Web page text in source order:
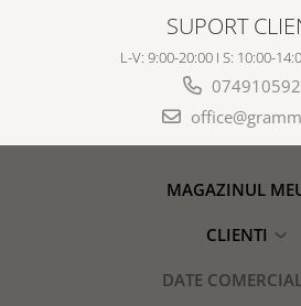
SUPORT
L-V: 9:00-20:00 I S: 10:00-
MAGAZINUL
CLIENTI
DATE